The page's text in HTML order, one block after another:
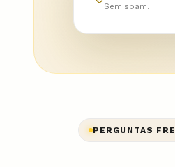
Sem spam.
PERGUNTAS